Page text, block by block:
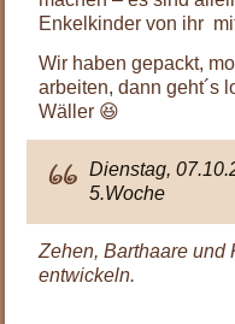
Enkelkinder von ihr
Wir haben gepackt,
arbeiten, dann geht´s
Wäller 😆
Dienstag,
5.Woche
Zehen, Barthaare und
entwickeln.